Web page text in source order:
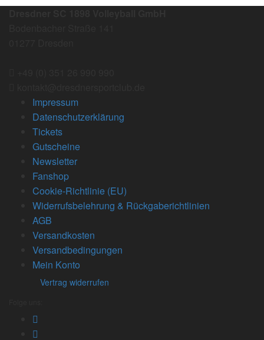
Impressum
Datenschutzerklärung
Tickets
Gutscheine
Newsletter
Fanshop
Cookie-Richtlinie (EU)
Widerrufsbelehrung & Rückgaberichtlinien
AGB
Versandkosten
Versandbedingungen
Mein Konto
Vertrag widerrufen